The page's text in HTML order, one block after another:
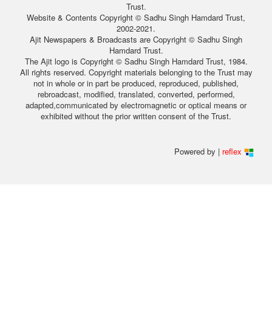
Trust.
Website & Contents Copyright © Sadhu Singh Hamdard Trust,
2002-2021.
Ajit Newspapers & Broadcasts are Copyright © Sadhu Singh
Hamdard Trust.
The Ajit logo is Copyright © Sadhu Singh Hamdard Trust, 1984.
All rights reserved. Copyright materials belonging to the Trust may
not in whole or in part be produced, reproduced, published,
rebroadcast, modified, translated, converted, performed,
adapted,communicated by electromagnetic or optical means or
exhibited without the prior written consent of the Trust.
Powered by | reflex